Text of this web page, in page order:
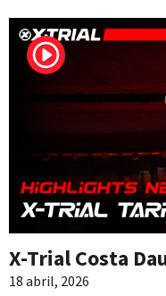
X-Trial Costa
18 abril, 2026